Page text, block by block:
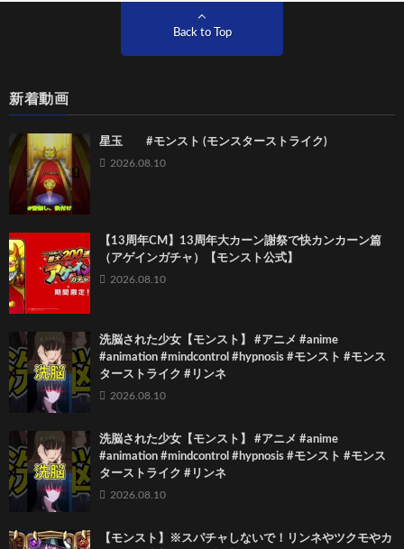
Back to Top
新着動画
星玉 #モンスト (モンスターストライク)
2026.08.10
【13周年CM】13周年大カーン謝祭で快カンカーン篇
（アゲインガチャ）【モンスト公式】
2026.08.10
洗脳された少女【モンスト】 #アニメ #anime
#animation #mindcontrol #hypnosis #モンスト #モンス
ターストライク #リンネ
2026.08.10
洗脳された少女【モンスト】 #アニメ #anime
#animation #mindcontrol #hypnosis #モンスト #モンス
ターストライク #リンネ
2026.08.10
【モンスト】※スパチャしないで！リンネやツクモやカ